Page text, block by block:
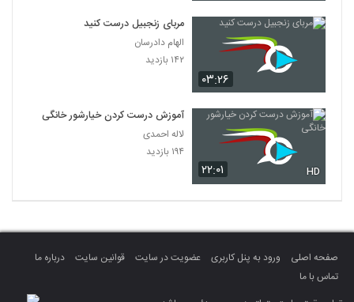
۰۳:۲۶
مربای زنجبیل درست کنید
الهام دادرسان
۱۴۲ بازدید
۲۲:۰۱ HD
آموزش درست کردن خیارشور خانگی
لاله احمدی
۱۹۴ بازدید
صفحه اصلی ورود به پنل کاربری عضویت در سایت قوانین سایت
درباره ما
تماس با ما